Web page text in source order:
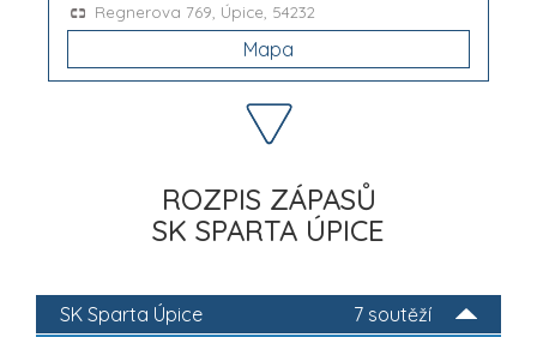
Regnerova 769, Úpice, 54232
Mapa
ROZPIS ZÁPASŮ
SK SPARTA ÚPICE
7 soutěží
SK Sparta Úpice